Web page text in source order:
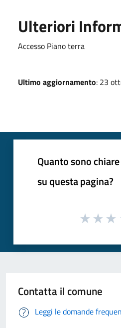
Ulteriori
Accesso Piano terra
Ultimo aggiornamento: 23
Quanto sono
su questa pagina?
Contatta il comune
Leggi le domande